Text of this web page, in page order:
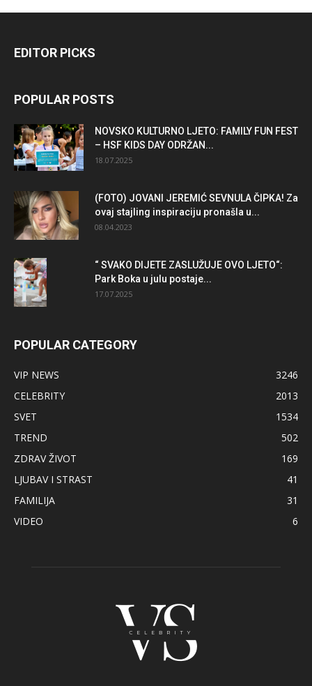
EDITOR PICKS
POPULAR POSTS
NOVSKO KULTURNO LJETO: FAMILY FUN FEST
– HSF KIDS DAY ODRŽAN...
18.07.2025
(FOTO) JOVANI JEREMIĆ SEVNULA ČIPKA! Za
ovaj stajling inspiraciju pronašla u...
08.04.2023
“ SVAKO DIJETE ZASLUŽUJE OVO LJETO“:
Park Boka u julu postaje...
17.07.2025
POPULAR CATEGORY
VIP NEWS
3246
CELEBRITY
2013
SVET
1534
TREND
502
ZDRAV ŽIVOT
169
LJUBAV I STRAST
41
FAMILIJA
31
VIDEO
6